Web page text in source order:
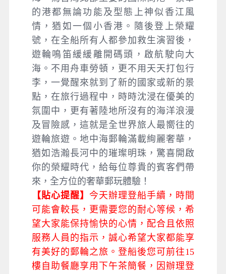
的港都無論功能及型態上神似香江風
情，猶如一個小香港。隨後登上榮耀
號，在全船所有人都參加救生演習後，
遊輪鳴笛緩緩離開碼頭，啟航駛向大
海。不用舟車勞頓，更不用天天打包行
李，一覺醒來就到了新的國家或新的景
點，在旅行過程中，時時沈浸在優美的
氛圍中，更有著陸地所沒有的海洋浪漫
及冒險感，這就是全世界旅人最嚮往的
遊輪旅遊。地中海郵輪滿載絢麗奢華，
猶如浩瀚長河中的璀璨明珠，驚喜開啟
你的榮耀時代，給每位尊貴的賓客們帶
來，全方位的奢華郵玩體驗！
【貼心提醒】 今天辦理登船手續，時間
可能會較長，更需要您的耐心等候，希
望大家能保持愉快的心情，配合且依照
服務人員的指示，誠心希望大家都能享
有美好的郵輪之旅。登船後您可前往15
樓自助餐廳享用下午茶簡餐，因辦理登